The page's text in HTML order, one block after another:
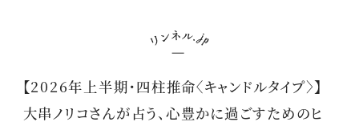
【2026年上半期・四柱推命〈キャンドルタイプ〉】
大串ノリコさんが占う、心豊かに過ごすためのヒ